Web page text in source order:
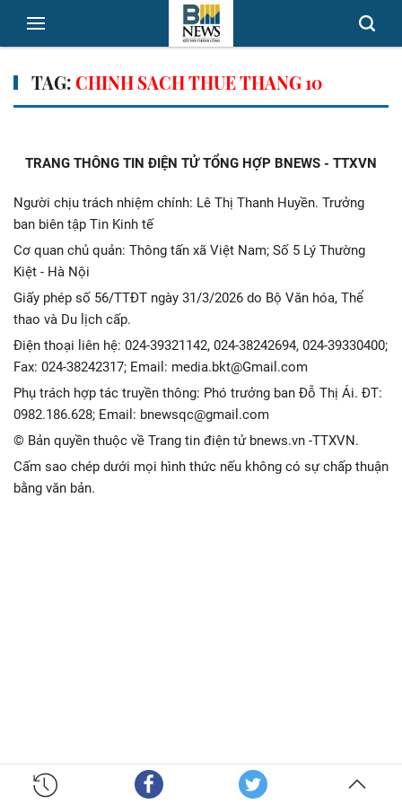
TAG:CHINH SACH THUE THANG 10
TRANG THÔNG TIN ĐIỆN TỬ TỔNG HỢP BNEWS - TTXVN
Người chịu trách nhiệm chính: Lê Thị Thanh Huyền. Trưởng
ban biên tập Tin Kinh tế
Cơ quan chủ quản: Thông tấn xã Việt Nam; Số 5 Lý Thường
Kiệt - Hà Nội
Giấy phép số 56/TTĐT ngày 31/3/2026 do Bộ Văn hóa, Thể
thao và Du lịch cấp.
Điện thoại liên hệ: 024-39321142, 024-38242694, 024-39330400;
Fax: 024-38242317; Email: media.bkt@Gmail.com
Phụ trách hợp tác truyền thông: Phó trưởng ban Đỗ Thị Ái. ĐT:
0982.186.628; Email: bnewsqc@gmail.com
© Bản quyền thuộc về Trang tin điện tử bnews.vn -TTXVN.
Cấm sao chép dưới mọi hình thức nếu không có sự chấp thuận
bằng văn bản.